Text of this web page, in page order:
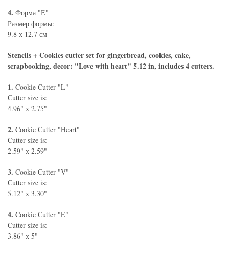
4. Форма "Е"
Размер формы:
9.8 х 12.7 см
Stencils + Cookies cutter set for gingerbread, cookies, cake,
scrapbooking, decor: "Love with heart" 5.12 in, includes 4 cutters.
1. Cookie Cutter "L"
Cutter size is:
4.96" х 2.75"
2. Cookie Cutter "Heart"
Cutter size is:
2.59" х 2.59"
3. Cookie Cutter "V"
Cutter size is:
5.12" х 3.30"
4. Cookie Cutter "E"
Cutter size is:
3.86" х 5"